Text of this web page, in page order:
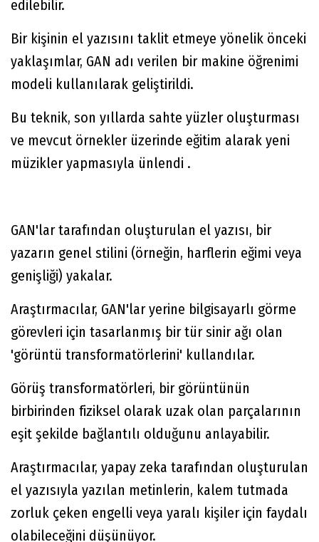
edilebilir.
Bir kişinin el yazısını taklit etmeye yönelik önceki
yaklaşımlar, GAN adı verilen bir makine öğrenimi
modeli kullanılarak geliştirildi.
Bu teknik, son yıllarda sahte yüzler oluşturması
ve mevcut örnekler üzerinde eğitim alarak yeni
müzikler yapmasıyla ünlendi .
GAN'lar tarafından oluşturulan el yazısı, bir
yazarın genel stilini (örneğin, harflerin eğimi veya
genişliği) yakalar.
Araştırmacılar, GAN'lar yerine bilgisayarlı görme
görevleri için tasarlanmış bir tür sinir ağı olan
'görüntü transformatörlerini' kullandılar.
Görüş transformatörleri, bir görüntünün
birbirinden fiziksel olarak uzak olan parçalarının
eşit şekilde bağlantılı olduğunu anlayabilir.
Araştırmacılar, yapay zeka tarafından oluşturulan
el yazısıyla yazılan metinlerin, kalem tutmada
zorluk çeken engelli veya yaralı kişiler için faydalı
olabileceğini düşünüyor.